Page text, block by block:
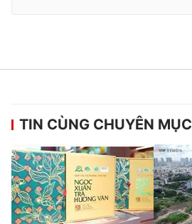
TIN CÙNG CHUYÊN MỤC